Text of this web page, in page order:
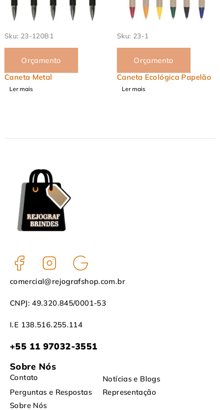
Sku:23-1
Orçamento
Caneta Ecológica Papelão
Ler mais
Sku:23-8290
Orçamento
Caderneta Fibra de Arroz
com Caneta
comercial@rejografshop.com.br
CNPJ: 49.320.845/0001-53
I.E 138.516.255.114
+55 11 97032-3551
Sobre Nós
Contato
Notícias e Blogs
Perguntas e Respostas
Representação
Sobre Nós